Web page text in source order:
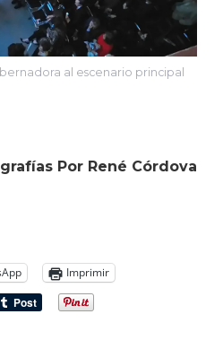
al escenario principal
Por René Córdova
Imprimir